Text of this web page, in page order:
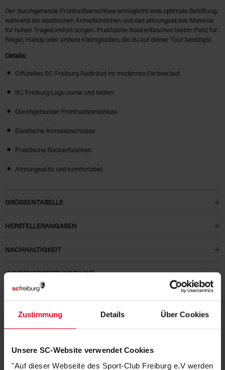
Zustimmung Details Über Cookies
Unsere SC-Website verwendet Cookies
"Auf dieser Webseite des Sport-Club Freiburg e.V werden
Der durchgehende Frontreißverschluss ermöglicht eine optimale Belüftung,
während die elastischen Ärmelbündchen und das atmungsaktive Material
für hohen Tragekomfort sorgen. Praktische Rückentaschen bieten Platz für
Riegel, Handy oder andere Kleinigkeiten, die du auf deiner Tour benötigst.
Details:
Offizielles SC Freiburg Radtrikot im modernen Farbverlauf
SC Freiburg Logo vorne und hinten
Durchgehender Frontreißverschluss
Elastische Ärmelabschlüsse
Praktische Rückentaschen
Atmungsaktiv und komfortabel
GRÖSSENTABELLE
HERSTELLERANGABEN
NACHHALTIGKEIT
KUNDENBEWERTUNGEN (13)
Artikelnummer: 25-100210
Logistiknummer: EM001781-001
PASSEND DAZU